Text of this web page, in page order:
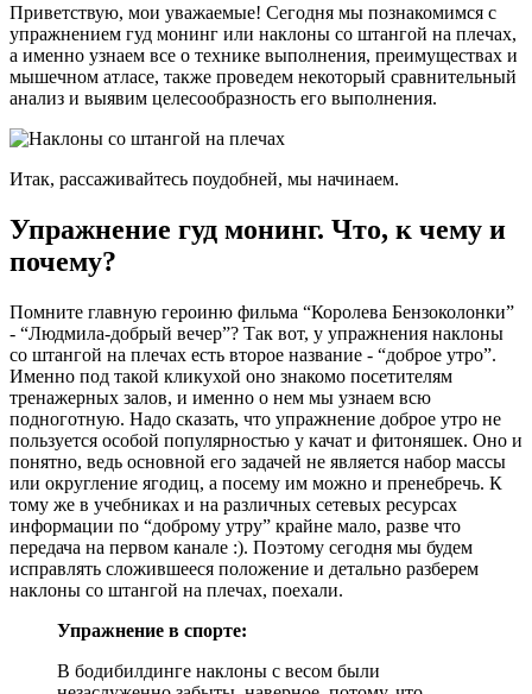
Приветствую, мои уважаемые! Сегодня мы познакомимся с
упражнением гуд монинг или наклоны со штангой на плечах,
а именно узнаем все о технике выполнения, преимуществах и
мышечном атласе, также проведем некоторый сравнительный
анализ и выявим целесообразность его выполнения.
Итак, рассаживайтесь поудобней, мы начинаем.
Упражнение гуд монинг. Что, к чему и
почему?
Помните главную героиню фильма “Королева Бензоколонки”
- “Людмила-добрый вечер”? Так вот, у упражнения наклоны
со штангой на плечах есть второе название - “доброе утро”.
Именно под такой кликухой оно знакомо посетителям
тренажерных залов, и именно о нем мы узнаем всю
подноготную. Надо сказать, что упражнение доброе утро не
пользуется особой популярностью у качат и фитоняшек. Оно и
понятно, ведь основной его задачей не является набор массы
или округление ягодиц, а посему им можно и пренебречь. К
тому же в учебниках и на различных сетевых ресурсах
информации по “доброму утру” крайне мало, разве что
передача на первом канале :). Поэтому сегодня мы будем
исправлять сложившееся положение и детально разберем
наклоны со штангой на плечах, поехали.
Упражнение в спорте:
В бодибилдинге наклоны с весом были